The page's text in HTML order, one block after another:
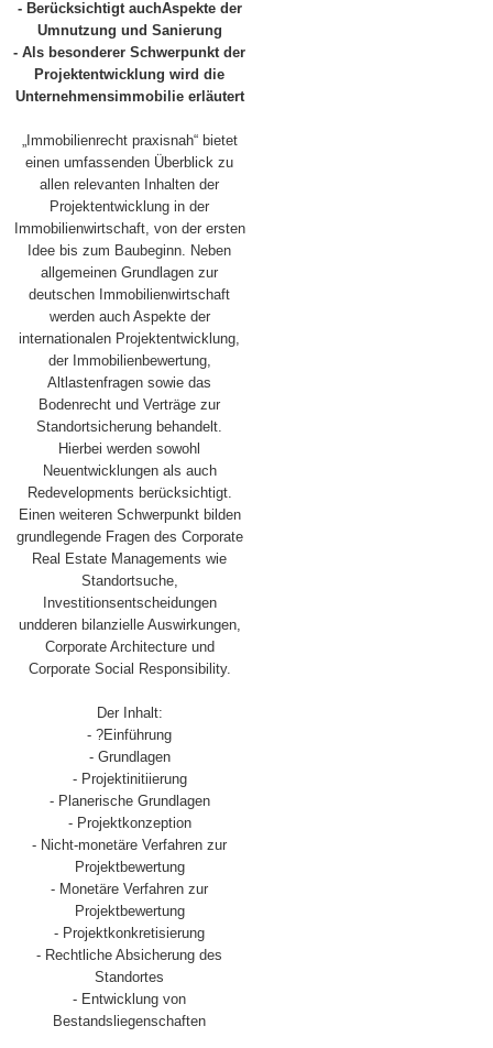
- Berücksichtigt auchAspekte der
Umnutzung und Sanierung
- Als besonderer Schwerpunkt der
Projektentwicklung wird die
Unternehmensimmobilie erläutert
„Immobilienrecht praxisnah“ bietet
einen umfassenden Überblick zu
allen relevanten Inhalten der
Projektentwicklung in der
Immobilienwirtschaft, von der ersten
Idee bis zum Baubeginn. Neben
allgemeinen Grundlagen zur
deutschen Immobilienwirtschaft
werden auch Aspekte der
internationalen Projektentwicklung,
der Immobilienbewertung,
Altlastenfragen sowie das
Bodenrecht und Verträge zur
Standortsicherung behandelt.
Hierbei werden sowohl
Neuentwicklungen als auch
Redevelopments berücksichtigt.
Einen weiteren Schwerpunkt bilden
grundlegende Fragen des Corporate
Real Estate Managements wie
Standortsuche,
Investitionsentscheidungen
undderen bilanzielle Auswirkungen,
Corporate Architecture und
Corporate Social Responsibility.
Der Inhalt:
- ?Einführung
- Grundlagen
- Projektinitiierung
- Planerische Grundlagen
- Projektkonzeption
- Nicht-monetäre Verfahren zur
Projektbewertung
- Monetäre Verfahren zur
Projektbewertung
- Projektkonkretisierung
- Rechtliche Absicherung des
Standortes
- Entwicklung von
Bestandsliegenschaften